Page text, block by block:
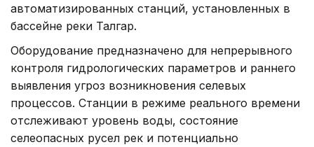
автоматизированных станций, установленных в
бассейне реки Талгар.
Оборудование предназначено для непрерывного
контроля гидрологических параметров и раннего
выявления угроз возникновения селевых
процессов. Станции в режиме реального времени
отслеживают уровень воды, состояние
селеопасных русел рек и потенциально